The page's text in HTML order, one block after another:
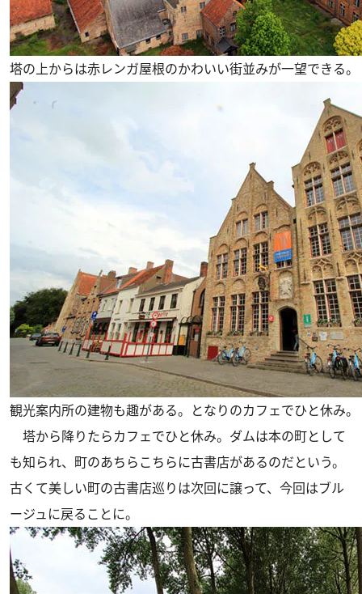
塔の上からは赤レンガ屋根のかわいい街並みが一望できる。
観光案内所の建物も趣がある。となりのカフェでひと休み。
塔から降りたらカフェでひと休み。ダムは本の町として
も知られ、町のあちらこちらに古書店があるのだという。
古くて美しい町の古書店巡りは次回に譲って、今回はブル
ージュに戻ることに。